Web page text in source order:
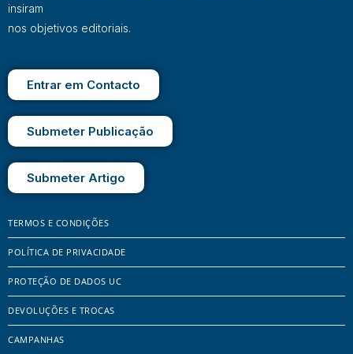
insiram
nos objetivos editoriais.
Entrar em Contacto
Submeter Publicação
Submeter Artigo
TERMOS E CONDIÇÕES
POLÍTICA DE PRIVACIDADE
PROTEÇÃO DE DADOS UC
DEVOLUÇÕES E TROCAS
CAMPANHAS